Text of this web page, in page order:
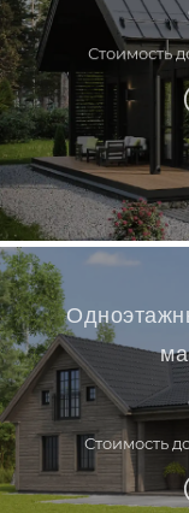
Стоимость
Стоимость